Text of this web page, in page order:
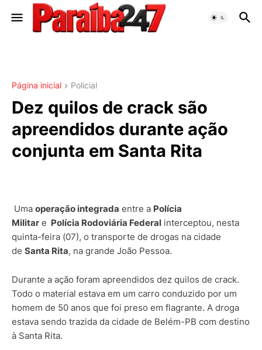
Página inicial Policial
Dez quilos de crack são
apreendidos durante ação
conjunta em Santa Rita
Uma operação integrada entre a Polícia
Militar e Polícia Rodoviária Federal interceptou, nesta
quinta-feira (07), o transporte de drogas na cidade
de Santa Rita, na grande João Pessoa.
Durante a ação foram apreendidos dez quilos de crack.
Todo o material estava em um carro conduzido por um
homem de 50 anos que foi preso em flagrante. A droga
estava sendo trazida da cidade de Belém-PB com destino
à Santa Rita.